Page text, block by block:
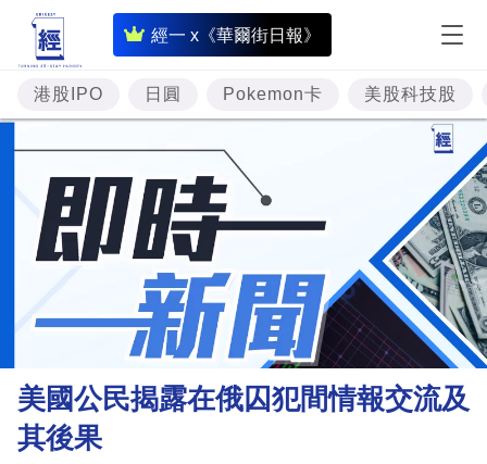
經一 x《華爾街日報》
即
時
財
經
專
題
投
資
樓
市
財
港股IPO 日圓 Pokemon卡 美股科技股
美國公民揭露在俄囚犯間情報交流及
其後果